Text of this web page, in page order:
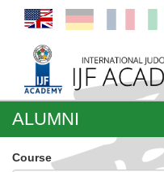
ALUMNI
Course